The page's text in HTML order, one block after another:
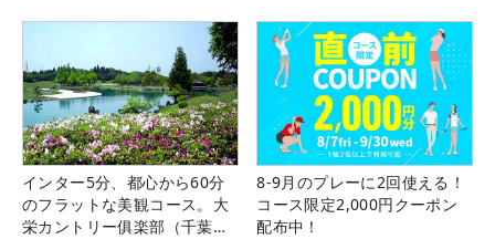
インター5分、都心から60分
のフラットな美観コース。大
栄カントリー俱楽部（千葉
8-9月のプレーに2回使える！
コース限定2,000円クーポン
配布中！